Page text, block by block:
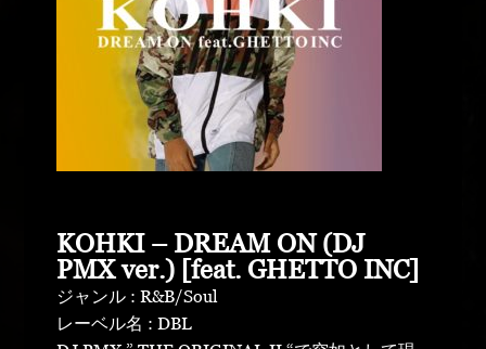
KOHKI – DREAM ON (DJ
PMX ver.) [feat. GHETTO INC]
ジャンル : R&B/Soul
レーベル名 : DBL